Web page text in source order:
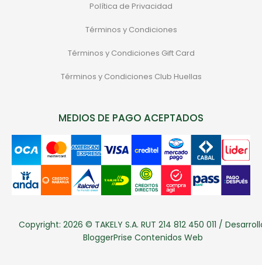
Política de Privacidad
Términos y Condiciones
Términos y Condiciones Gift Card
Términos y Condiciones Club Huellas
MEDIOS DE PAGO ACEPTADOS
Copyright: 2026 © TAKELY S.A. RUT 214 812 450 011 /
BloggerPrise Contenidos Web